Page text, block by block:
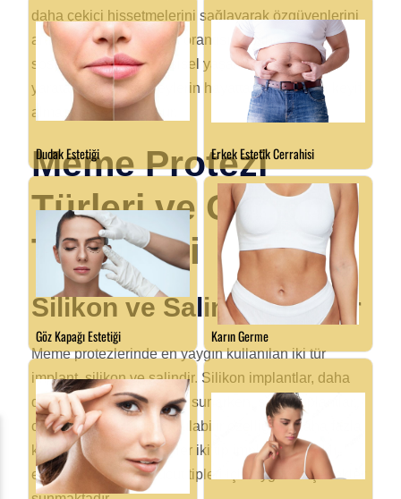
daha çekici hissetmelerini sağlayarak özgüvenlerini
artırır. Daha iyi bir vücut orantısına sahip olmak,
sosyal ilişkilerde ve kişisel yaşamda olumlu etkiler
yaratabilir. Bu da bireylerin hayattan daha fazla keyif
almasına yardımcı olur.
Meme Protezi
Türleri ve Cerrahi
Teknikleri
Silikon ve Salin İmplantlar
Meme protezlerinde en yaygın kullanılan iki tür
implant, silikon ve salindir. Silikon implantlar, daha
doğal bir his ve görünüm sunarken, salin implantlar,
cerrahi sırasında doldurulabilir özelliği ile daha fazla
kontrol imkanı sağlar. Her iki tip implant da, farklı
estetik hedefler ve vücut tipleri için uygun seçenekler